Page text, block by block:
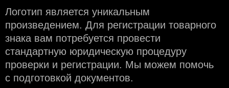
Логотип является уникальным
произведением. Для регистрации товарного
знака вам потребуется провести
стандартную юридическую процедуру
проверки и регистрации. Мы можем помочь
с подготовкой документов.